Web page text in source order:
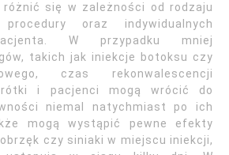
się w zależności od rodzaju
procedury oraz indywidualnych
W przypadku mniej
takich jak iniekcje botoksu czy
czas rekonwalescencji
i pacjenci mogą wrócić do
niemal natychmiast po ich
mogą wystąpić pewne efekty
czy siniaki w miejscu iniekcji,